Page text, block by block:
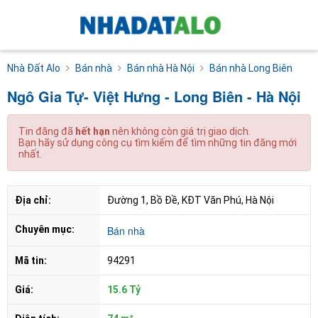
Nhà Đất Alo Bán nhà Bán nhà Hà Nội Bán nhà Long Biên
Ngô Gia Tự- Việt Hưng - Long Biên - Hà Nội
Tin đăng đã hết hạn nên không còn giá trị giao dịch.
Bạn hãy sử dụng công cụ tìm kiếm để tìm những tin đăng mới
nhất.
Địa chỉ: Đường 1, Bồ Đề, KĐT Văn Phú, Hà Nội
Chuyên mục: Bán nhà
Mã tin: 94291
Giá: 15.6 Tỷ